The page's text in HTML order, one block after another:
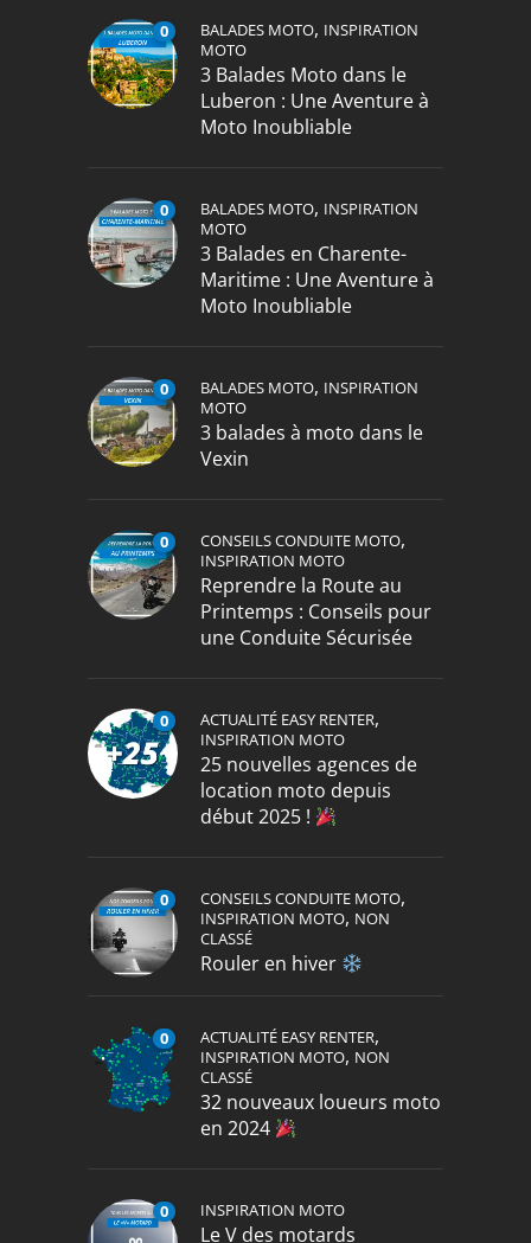
0 BALADES MOTO, INSPIRATION
MOTO
3 Balades Moto dans le
Luberon : Une Aventure à
Moto Inoubliable
0 BALADES MOTO, INSPIRATION
MOTO
3 Balades en Charente-
Maritime : Une Aventure à
Moto Inoubliable
0 BALADES MOTO, INSPIRATION
MOTO
3 balades à moto dans le
Vexin
0 CONSEILS CONDUITE MOTO,
INSPIRATION MOTO
Reprendre la Route au
Printemps : Conseils pour
une Conduite Sécurisée
0 ACTUALITÉ EASY RENTER,
INSPIRATION MOTO
25 nouvelles agences de
location moto depuis
début 2025 !
0 CONSEILS CONDUITE MOTO,
INSPIRATION MOTO, NON
CLASSÉ
Rouler en hiver
0 ACTUALITÉ EASY RENTER,
INSPIRATION MOTO, NON
CLASSÉ
32 nouveaux loueurs moto
en 2024
0 INSPIRATION MOTO
Le V des motards